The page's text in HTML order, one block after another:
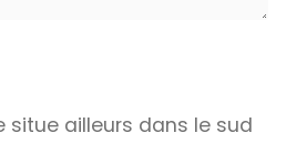
situe ailleurs dans le sud